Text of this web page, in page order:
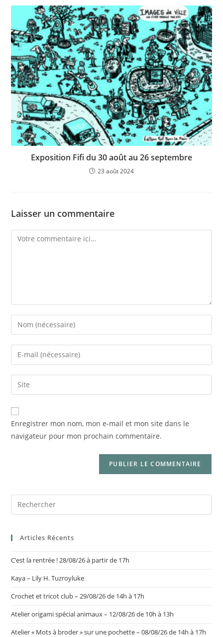
Exposition Fifi du 30 août au 26 septembre
23 août 2024
Laisser un commentaire
Enregistrer mon nom, mon e-mail et mon site dans le
navigateur pour mon prochain commentaire.
Articles Récents
C’est la rentrée ! 28/08/26 à partir de 17h
Kaya – Lily H. Tuzroyluke
Crochet et tricot club – 29/08/26 de 14h à 17h
Atelier origami spécial animaux – 12/08/26 de 10h à 13h
Atelier « Mots à broder » sur une pochette – 08/08/26 de 14h à 17h